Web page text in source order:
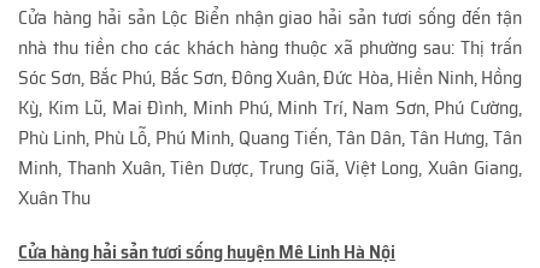
Cửa hàng hải sản Lộc Biển nhận giao hải sản tươi sống đến tận
nhà thu tiền cho các khách hàng thuộc xã phường sau: Thị trấn
Sóc Sơn, Bắc Phú, Bắc Sơn, Đông Xuân, Đức Hòa, Hiền Ninh, Hồng
Kỳ, Kim Lũ, Mai Đình, Minh Phú, Minh Trí, Nam Sơn, Phú Cường,
Phù Linh, Phù Lỗ, Phú Minh, Quang Tiến, Tân Dân, Tân Hưng, Tân
Minh, Thanh Xuân, Tiên Dược, Trung Giã, Việt Long, Xuân Giang,
Xuân Thu
Cửa hàng hải sản tươi sống huyện Mê Linh Hà Nội